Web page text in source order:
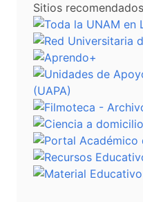
Sitios recomendados